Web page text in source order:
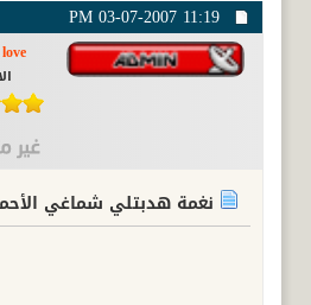
03-07-2007 11:19 PM
نغمة هدبتلي شماغي